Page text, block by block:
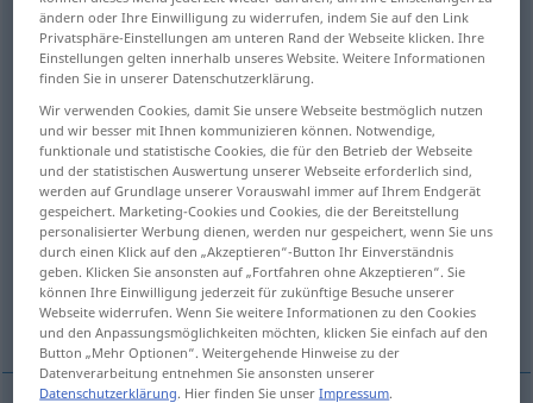
Übersicht aller Übersetzungen
(Für mehr Details die Übersetzung anklicken/antippen)
hemmungslos, unkontrolliert
hilflos, ratlos
unpraktisch, unselbstständig
hilflos, ohne Hilfe unnütz
ändern oder Ihre Einwilligung zu widerrufen, indem Sie auf den Link
Privatsphäre-Einstellungen am unteren Rand der Webseite klicken. Ihre
Einstellungen gelten innerhalb unseres Website. Weitere Informationen
finden Sie in unserer Datenschutzerklärung.
Wir verwenden Cookies, damit Sie unsere Webseite bestmöglich nutzen
und wir besser mit Ihnen kommunizieren können. Notwendige,
funktionale und statistische Cookies, die für den Betrieb der Webseite
und der statistischen Auswertung unserer Webseite erforderlich sind,
werden auf Grundlage unserer Vorauswahl immer auf Ihrem Endgerät
gespeichert. Marketing-Cookies und Cookies, die der Bereitstellung
personalisierter Werbung dienen, werden nur gespeichert, wenn Sie uns
durch einen Klick auf den „Akzeptieren“-Button Ihr Einverständnis
geben. Klicken Sie ansonsten auf „Fortfahren ohne Akzeptieren“. Sie
können Ihre Einwilligung jederzeit für zukünftige Besuche unserer
Webseite widerrufen. Wenn Sie weitere Informationen zu den Cookies
und den Anpassungsmöglichkeiten möchten, klicken Sie einfach auf den
Button „Mehr Optionen“. Weitergehende Hinweise zu der
Datenverarbeitung entnehmen Sie ansonsten unserer
Datenschutzerklärung. Hier finden Sie unserImpressum.